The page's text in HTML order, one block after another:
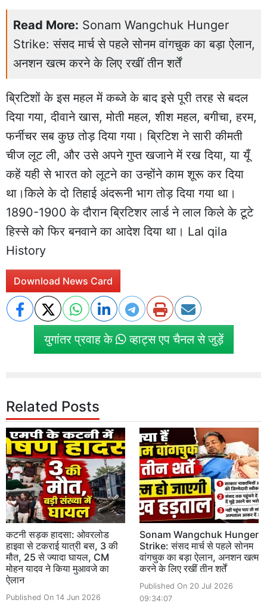
Read More: Sonam Wangchuk Hunger
Strike: संसद मार्च से पहले सोनम वांगचुक का बड़ा ऐलान,
अनशन खत्म करने के लिए रखीं तीन शर्तें
ब्रिटिशों के इस महल में कब्जे के बाद इसे पूरी तरह से बदल
दिया गया, दीवाने खास, मोती महल, शीश महल, बगीचा, हरम,
फर्नीचर सब कुछ तोड़ दिया गया। ब्रिटिश ने सारी कीमती
चीज लूट ली, और उसे अपने गुप्त खजाने में रख दिया, या यूँ
कहें यही से भारत को लूटने का उन्होंने काम शूरू कर दिया
था।किले के दो तिहाई अंदरूनी भाग तोड़ दिया गया था।
1890-1900 के दौरान ब्रिटिशर लार्ड ने लाल किले के टूटे
हिस्से को फिर बनवाने का आदेश दिया था। Lal qila
History
Download News Card
युगांतर प्रवाह के व्हाट्स एप चैनल से जुड़ें
Related Posts
कटनी सड़क हादसा: ओवरलोड
हाइवा से टकराई यात्री बस, 3 की
मौत, 25 से ज्यादा घायल, CM
मोहन यादव ने किया मुआवजे का
ऐलान
Published On 14 Jun 2026
Sonam Wangchuk Hunger
Strike: संसद मार्च से पहले सोनम
वांगचुक का बड़ा ऐलान, अनशन खत्म
करने के लिए रखीं तीन शर्तें
Published On 20 Jul 2026
09:34:07